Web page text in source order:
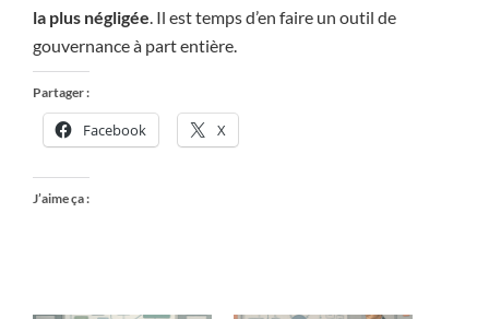
la plus négligée. Il est temps d’en faire un outil de
gouvernance à part entière.
Partager :
Facebook X
J’aime ça :